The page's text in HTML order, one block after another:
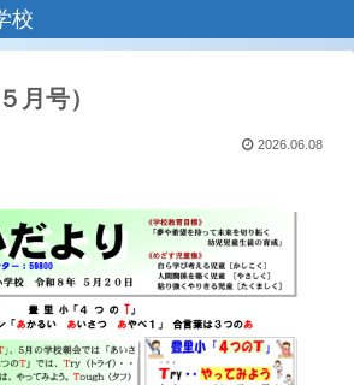
校
月号）
2026.06.08